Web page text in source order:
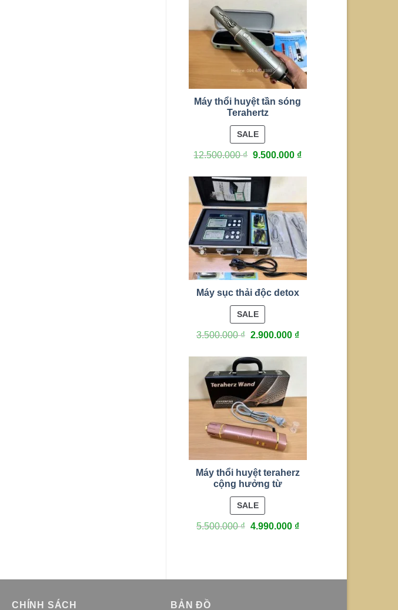
Máy thổi huyệt tần sóng
Terahertz
SALEPRODUCT
ON
SALE
12.500.000₫ 9.500.000 ₫
Máy sục thải độc detox
SALEPRODUCT
ON
SALE
3.500.000₫ 2.900.000 ₫
Máy thổi huyệt teraherz
cộng hưởng từ
SALEPRODUCT
ON
SALE
5.500.000₫ 4.990.000 ₫
CHÍNH SÁCH BẢN ĐỒ